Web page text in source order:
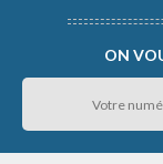
ON